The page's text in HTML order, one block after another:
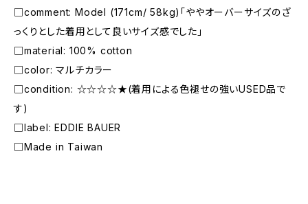
□comment: Model (171cm/ 58kg)「ややオーバーサイズのざ
っくりとした着用として良いサイズ感でした」
□material: 100% cotton
□color: マルチカラー
□condition: ☆☆☆☆★(着用による色褪せの強いUSED品で
す)
□label: EDDIE BAUER
□Made in Taiwan